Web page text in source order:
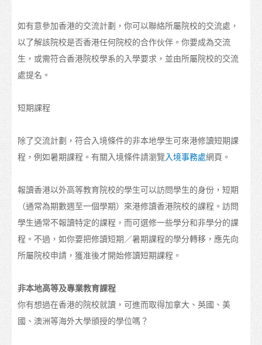
到埗
住宿
非本地學生的受養人入境安排
日常開支
醫療和安全
保險
理財
電訊
交通
地圖
學生心聲
亞洲
如有意參加香港的交流計劃，你可以聯絡所屬院校的交流處，
以了解該院校是否香港任何院校的合作伙伴。你要成為交流
生，或需符合香港院校學系的入學要求，並由所屬院校的交流
處提名。
短期課程
除了交流計劃，符合入境條件的非本地學生可來港修讀短期課
程，例如暑期課程。有關入境條件請瀏覽入境事務處網頁。
報讀香港以外高等教育院校的學生可以訪問學生的身份，短期
（通常為期數週至一個學期）來港修讀香港院校的課程。訪問
學生通常不報讀特定的課程，而可選修一些學分和非學分的課
程。不過，如你要把修讀短期／暑期課程的學分轉移，應先向
所屬院校申請，獲准後才開始修讀短期課程。
非本地高等及專業教育課程
你有想過在香港的院校就讀，可進而取得加拿大、英國、美
國、澳洲等海外大學頒授的學位嗎？